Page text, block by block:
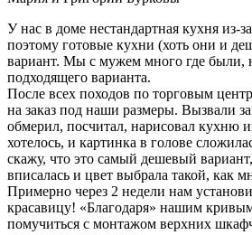
У нас в доме нестандартная кухня из-
поэтому готовые кухни (хоть они и
вариант. Мы с мужем много где были,
подходящего варианта.
После всех походов по торговым
на заказ под наши размеры. Вызвали
обмерил, посчитал, нарисовал кухню
хотелось, и картинка в голове
скажу, что это самый дешевый
вписалась и цвет выбрала такой, как
Примерно через 2 недели нам
красавицу! «Благодаря» нашим
помучиться с монтажом верхних